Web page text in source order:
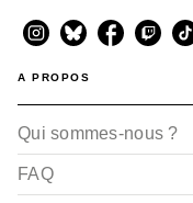
A PROPOS
Qui sommes-nous ?
FAQ